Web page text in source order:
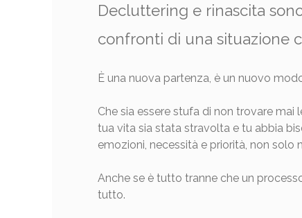
Decluttering e rinascita
confronti di una situazione
È una nuova partenza, è un nuovo
Che sia essere stufa di non trovare
tua vita sia stata stravolta e tu abbia
emozioni, necessità e priorità, non solo
Anche se è tutto tranne che un
tutto.